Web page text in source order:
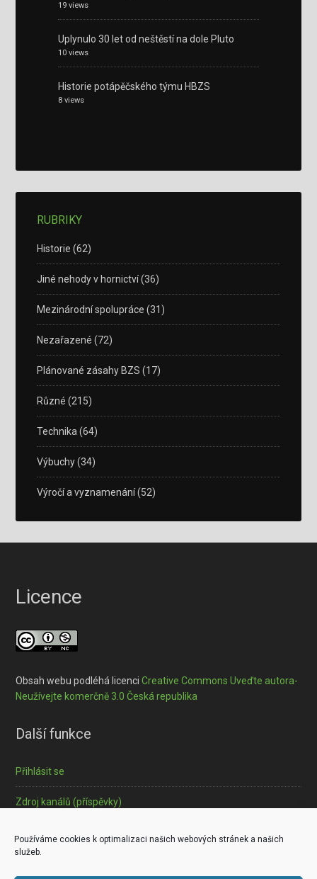
Používáme cookies k optimalizaci našich webových stránek a našich
služeb.
19 views
Uplynulo 30 let od neštěstí na dole Pluto
10 views
Historie potápěčského týmu HBZS
8 views
RUBRIKY
Historie (62)
Jiné nehody v hornictví(36)
Mezinárodní spolupráce (31)
Nezařazené (72)
Plánované zásahy BZS (17)
Různé (215)
Technika (64)
Výbuchy(34)
Výročí a vyznamenání(52)
Licence
Obsah webu podléhá licenciCreative Commons Uveďte autora-
Neužívejte komerčně 3.0 Česká republika
Další funkce
Přihlásit se
Zdroj kanálů (příspěvky)